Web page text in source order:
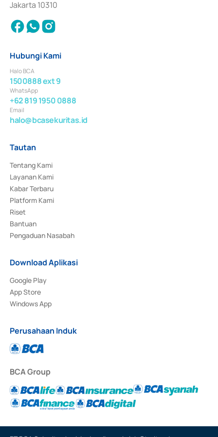
Jakarta 10310
Hubungi Kami
Halo BCA
1500888 ext 9
WhatsApp
+62 819 1950 0888
Email
halo@bcasekuritas.id
Tautan
Tentang Kami
Layanan Kami
Kabar Terbaru
Platform Kami
Riset
Bantuan
Pengaduan Nasabah
Download Aplikasi
Google Play
App Store
Windows App
Perusahaan Induk
BCA Group